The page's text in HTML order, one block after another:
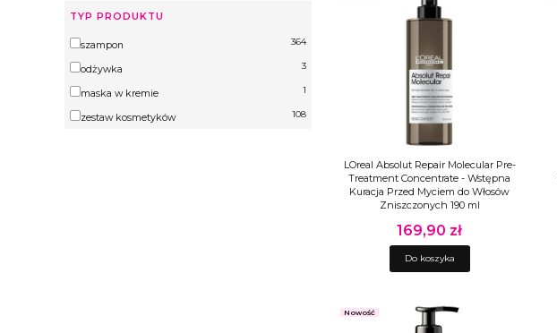
TYP PRODUKTU
Typ produktu
szampon 364
odżywka 3
maska w kremie 1
zestaw kosmetyków 108
LOreal Absolut Repair Molecular Pre-
Treatment Concentrate - Wstępna
Kuracja Przed Myciem do Włosów
Zniszczonych 190 ml
Cena
169,90 zł
Do koszyka
Nowość